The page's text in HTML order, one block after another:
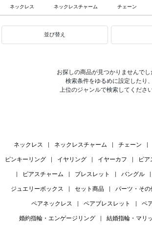
ネックレス ネックレスチャーム チェーン
並び替え
お探しの商品が見つかりませんでし
検索条件をゆるめに設定したり、
上位のジャンルで検索してください
ネックレス ネックレスチャーム チェーン
ピンキーリング イヤリング イヤーカフ ピア
ピアスチャーム ブレスレット バングル
ジュエリーボックス セット商品 パーツ・その
ペアネックレス ペアブレスレット ペ
婚約指輪・エンゲージリング 結婚指輪・マリ